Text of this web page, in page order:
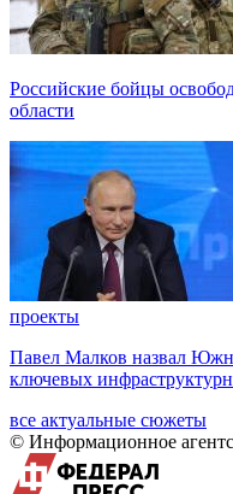
Российские бойцы
области
проекты
Павел Малков назвал
ключевых
все актуальные сюжеты
© Информационное